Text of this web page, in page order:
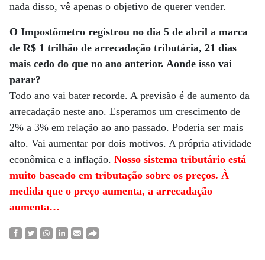
nada disso, vê apenas o objetivo de querer vender.
O Impostômetro registrou no dia 5 de abril a marca
de R$ 1 trilhão de arrecadação tributária, 21 dias
mais cedo do que no ano anterior. Aonde isso vai
parar?
Todo ano vai bater recorde. A previsão é de aumento da
arrecadação neste ano. Esperamos um crescimento de
2% a 3% em relação ao ano passado. Poderia ser mais
alto. Vai aumentar por dois motivos. A própria atividade
econômica e a inflação. Nosso sistema tributário está
muito baseado em tributação sobre os preços. À
medida que o preço aumenta, a arrecadação
aumenta…